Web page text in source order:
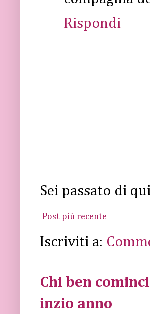
Rispondi
Sei passato di
Post più recente
Iscriviti a:
Chi ben
inzio anno